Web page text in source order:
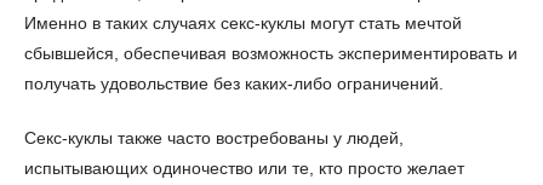
Именно в таких случаях секс-куклы могут стать мечтой
сбывшейся, обеспечивая возможность экспериментировать и
получать удовольствие без каких-либо ограничений.
Секс-куклы также часто востребованы у людей,
испытывающих одиночество или те, кто просто желает